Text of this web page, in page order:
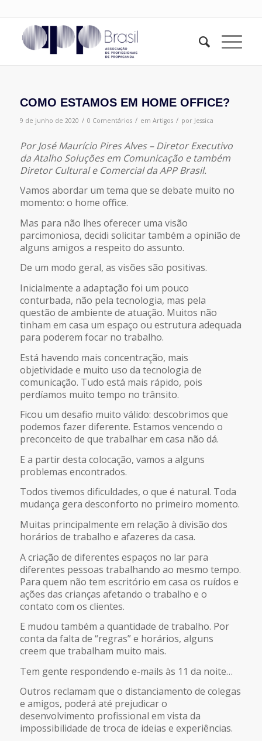
COMO ESTAMOS EM HOME OFFICE?
9 de junho de 2020 / 0 Comentários / em Artigos / por Jessica
Por José Maurício Pires Alves – Diretor Executivo
da Atalho Soluções em Comunicação e também
Diretor Cultural e Comercial da APP Brasil.
Vamos abordar um tema que se debate muito no
momento: o home office.
Mas para não lhes oferecer uma visão
parcimoniosa, decidi solicitar também a opinião de
alguns amigos a respeito do assunto.
De um modo geral, as visões são positivas.
Inicialmente a adaptação foi um pouco
conturbada, não pela tecnologia, mas pela
questão de ambiente de atuação. Muitos não
tinham em casa um espaço ou estrutura adequada
para poderem focar no trabalho.
Está havendo mais concentração, mais
objetividade e muito uso da tecnologia de
comunicação. Tudo está mais rápido, pois
perdíamos muito tempo no trânsito.
Ficou um desafio muito válido: descobrimos que
podemos fazer diferente. Estamos vencendo o
preconceito de que trabalhar em casa não dá.
E a partir desta colocação, vamos a alguns
problemas encontrados.
Todos tivemos dificuldades, o que é natural. Toda
mudança gera desconforto no primeiro momento.
Muitas principalmente em relação à divisão dos
horários de trabalho e afazeres da casa.
A criação de diferentes espaços no lar para
diferentes pessoas trabalhando ao mesmo tempo.
Para quem não tem escritório em casa os ruídos e
ações das crianças afetando o trabalho e o
contato com os clientes.
E mudou também a quantidade de trabalho. Por
conta da falta de “regras” e horários, alguns
creem que trabalham muito mais.
Tem gente respondendo e-mails às 11 da noite…
Outros reclamam que o distanciamento de colegas
e amigos, poderá até prejudicar o
desenvolvimento profissional em vista da
impossibilidade de troca de ideias e experiências.